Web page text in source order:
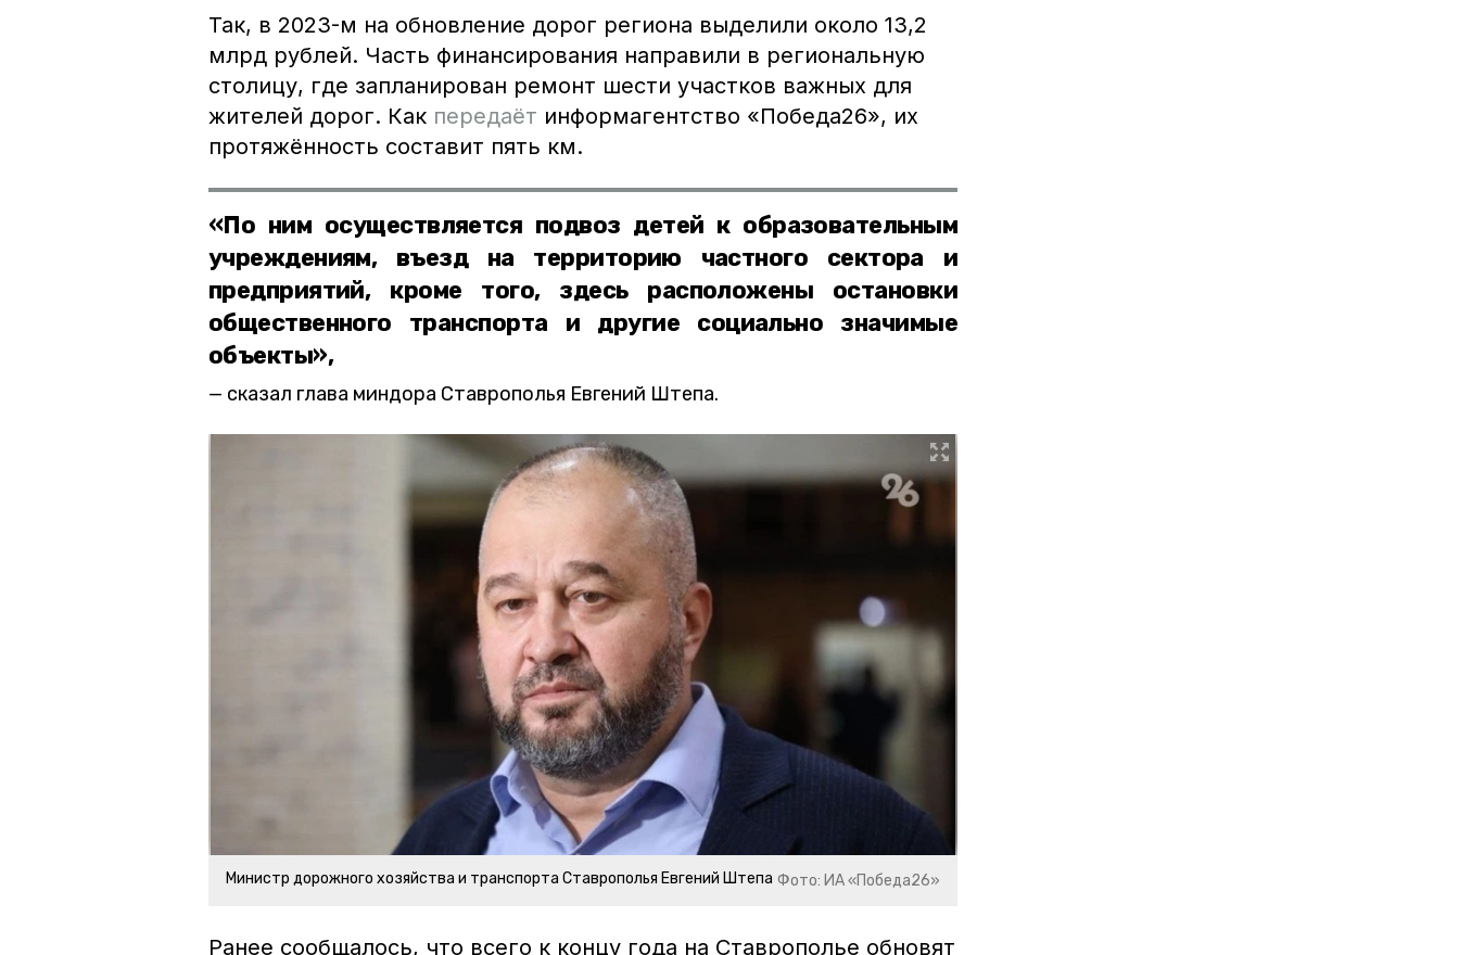
Так, в 2023-м на обновление дорог региона выделили около 13,2
млрд рублей. Часть финансирования направили в региональную
столицу, где запланирован ремонт шести участков важных для
жителей дорог. Как передаёт информагентство «Победа26», их
протяжённость составит пять км.
«По ним осуществляется подвоз детей к образовательным
учреждениям, въезд на территорию частного сектора и
предприятий, кроме того, здесь расположены остановки
общественного транспорта и другие социально значимые
объекты»,
сказал глава миндора Ставрополья Евгений Штепа.
Министр дорожного хозяйства и транспорта Ставрополья Евгений Штепа Фото: ИА «Победа26»
Ранее сообщалось, что всего к концу года на Ставрополье обновят